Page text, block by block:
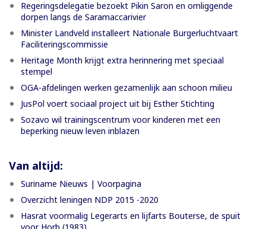
Regeringsdelegatie bezoekt Pikin Saron en omliggende
dorpen langs de Saramaccarivier
Minister Landveld installeert Nationale Burgerluchtvaart
Faciliteringscommissie
Heritage Month krijgt extra herinnering met speciaal
stempel
OGA-afdelingen werken gezamenlijk aan schoon milieu
JusPol voert sociaal project uit bij Esther Stichting
Sozavo wil trainingscentrum voor kinderen met een
beperking nieuw leven inblazen
Van altijd:
Suriname Nieuws | Voorpagina
Overzicht leningen NDP 2015 -2020
Hasrat voormalig Legerarts en lijfarts Bouterse, de spuit
voor Horb (1983)